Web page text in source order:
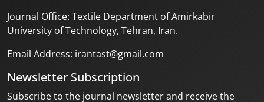
Journal Office: Textile Department of Amirkabir
University of Technology, Tehran, Iran.
Email Address: irantast@gmail.com
Newsletter Subscription
Subscribe to the journal newsletter and receive the